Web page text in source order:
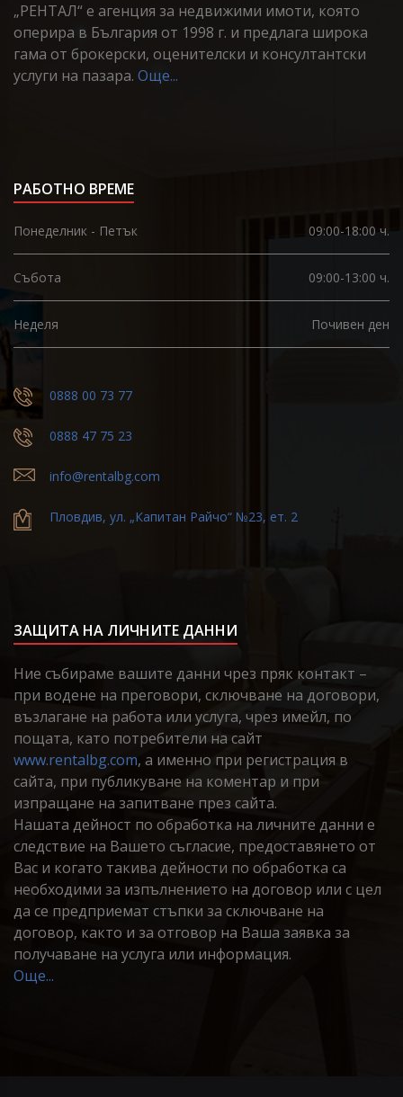
„РЕНТАЛ“ е агенция за недвижими имоти, която
оперира в България от 1998 г. и предлага широка
гама от брокерски, оценителски и консултантски
услуги на пазара. Още...
РАБОТНО ВРЕМЕ
Понеделник - Петък 09:00-18:00 ч.
Събота 09:00-13:00 ч.
Неделя Почивен ден
0888 00 73 77
0888 47 75 23
info@rentalbg.com
Пловдив, ул. „Капитан Райчо“ №23, ет. 2
ЗАЩИТА НА ЛИЧНИТЕ ДАННИ
Ние събираме вашите данни чрез пряк контакт –
при водене на преговори, сключване на договори,
възлагане на работа или услуга, чрез имейл, по
пощата, като потребители на сайт
www.rentalbg.com, а именно при регистрация в
сайта, при публикуване на коментар и при
изпращане на запитване през сайта.
Нашата дейност по обработка на личните данни е
следствие на Вашето съгласие, предоставянето от
Вас и когато такива дейности по обработка са
необходими за изпълнението на договор или с цел
да се предприемат стъпки за сключване на
договор, както и за отговор на Ваша заявка за
получаване на услуга или информация.
Още...